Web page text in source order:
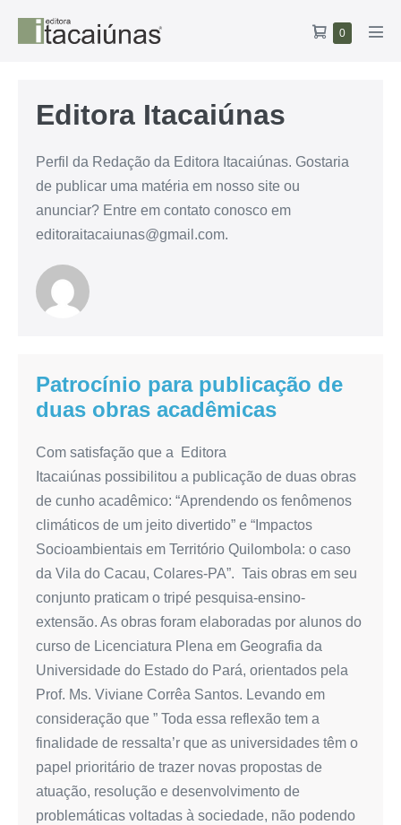
Carrinho
0Itens
Editora Itacaiúnas
Perfil da Redação da Editora Itacaiúnas. Gostaria
de publicar uma matéria em nosso site ou
anunciar? Entre em contato conosco em
editoraitacaiunas@gmail.com.
Patrocínio para publicação de
duas obras acadêmicas
Com satisfação que a Editora
Itacaiúnas possibilitou a publicação de duas obras
de cunho acadêmico: “Aprendendo os fenômenos
climáticos de um jeito divertido” e “Impactos
Socioambientais em Território Quilombola: o caso
da Vila do Cacau, Colares-PA”. Tais obras em seu
conjunto praticam o tripé pesquisa-ensino-
extensão. As obras foram elaboradas por alunos do
curso de Licenciatura Plena em Geografia da
Universidade do Estado do Pará, orientados pela
Prof. Ms. Viviane Corrêa Santos. Levando em
consideração que ” Toda essa reflexão tem a
finalidade de ressalta’r que as universidades têm o
papel prioritário de trazer novas propostas de
atuação, resolução e desenvolvimento de
problemáticas voltadas à sociedade, não podendo